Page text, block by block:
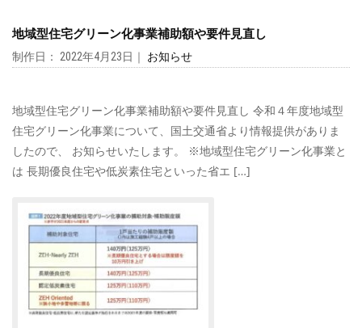
地域型住宅グリーン化事業補助額や要件見直し
制作日： 2022年4月23日｜ お知らせ
地域型住宅グリーン化事業補助額や要件見直し 令和４年度地域型
住宅グリーン化事業について、国土交通省より情報提供がありま
したので、 お知らせいたします。 ※地域型住宅グリーン化事業と
は 長期優良住宅や低炭素住宅といった省エ […]